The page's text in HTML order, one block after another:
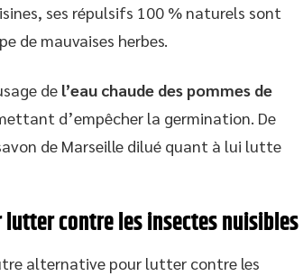
ses répulsifs 100 % naturels sont
de mauvaises herbes.
de l’eau chaude des pommes de
d’empêcher la germination. De
de Marseille dilué quant à lui lutte
contre les insectes nuisibles
alternative pour lutter contre les